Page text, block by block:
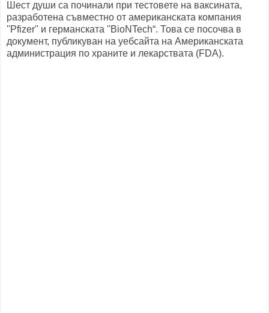
Шест души са починали при тестовете на ваксината,
разработена съвместно от американската компания
''Pfizer'' и германската ''BioNTech“. Това се посочва в
документ, публикуван на уебсайта на Американската
администрация по храните и лекарствата (FDA).